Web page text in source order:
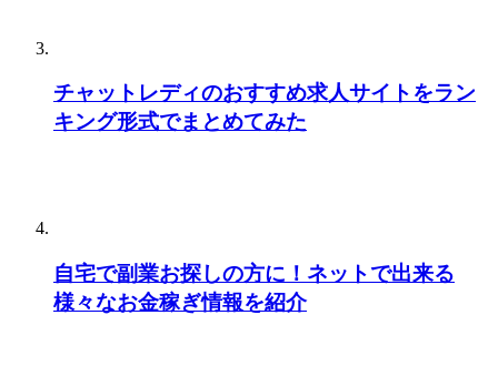
チャットレディのおすすめ求人サイトをラン
キング形式でまとめてみた
自宅で副業お探しの方に！ネットで出来る
様々なお金稼ぎ情報を紹介